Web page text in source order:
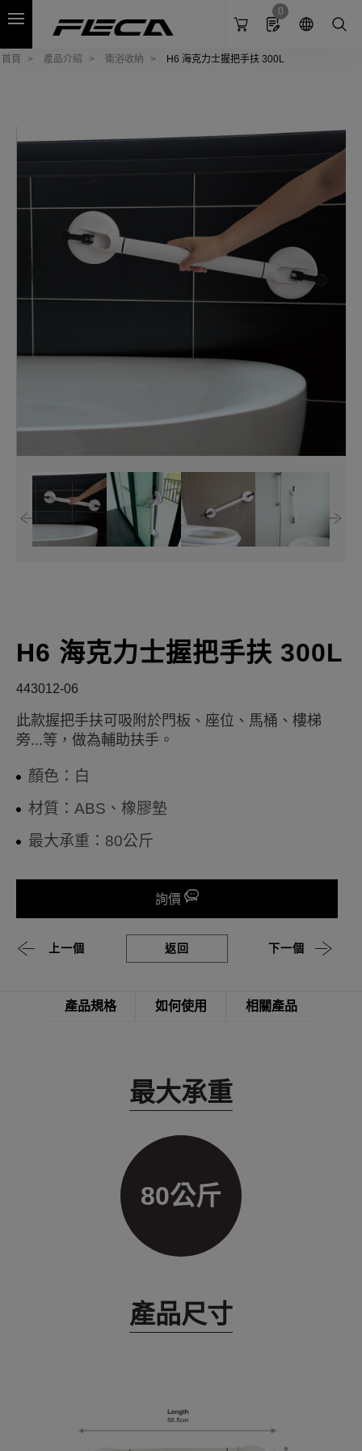
0
首頁 產品介紹 衛浴收納 H6 海克力士握把手扶 300L
H6 海克力士握把手扶 300L
443012-06
此款握把手扶可吸附於門板、座位、馬桶、樓梯
旁...等，做為輔助扶手。
顏色：白
材質：ABS、橡膠墊
最大承重：80公斤
詢價
上一個 返回 下一個
產品規格 如何使用 相關產品
最大承重
80公斤
產品尺寸